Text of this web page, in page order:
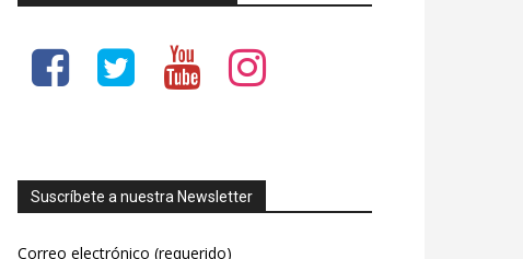
Suscríbete a nuestra Newsletter
Correo electrónico (requerido)